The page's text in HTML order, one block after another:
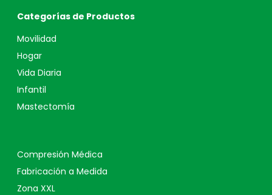
Categorías de Productos
Movilidad
Hogar
Vida Diaria
Infantil
Mastectomía
Compresión Médica
Fabricación a Medida
Zona XXL